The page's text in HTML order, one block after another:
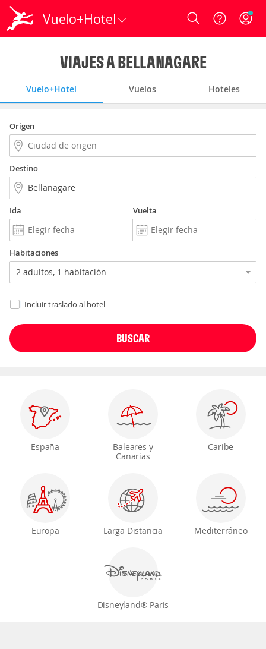
Vuelo+Hotel Login
VIAJES A BELLANAGARE
Vuelo+Hotel Vuelos Hoteles
Origen
Destino
Ida Vuelta
Habitaciones
Incluir traslado al hotel
España
Baleares y
Canarias
Caribe
Europa Larga Distancia Mediterráneo
Disneyland® Paris